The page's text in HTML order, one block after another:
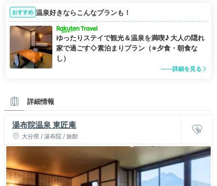
おすすめ 温泉好きならこんなプランも！
ゆったりステイで観光＆温泉を満喫♪ 大人の隠れ
家で過ごす◇素泊まりプラン（※夕食・朝食な
し）
詳細を見る
詳細情報
湯布院温泉 東匠庵
大分県 / 湯布院 / 旅館